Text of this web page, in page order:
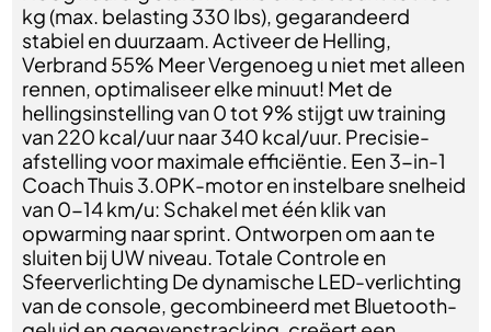
kg (max. belasting 330 lbs), gegarandeerd
stabiel en duurzaam. Activeer de Helling,
Verbrand 55% Meer Vergenoeg u niet met alleen
rennen, optimaliseer elke minuut! Met de
hellingsinstelling van 0 tot 9% stijgt uw training
van 220 kcal/uur naar 340 kcal/uur. Precisie-
afstelling voor maximale efficiëntie. Een 3-in-1
Coach Thuis 3.0PK-motor en instelbare snelheid
van 0-14 km/u: Schakel met één klik van
opwarming naar sprint. Ontworpen om aan te
sluiten bij UW niveau. Totale Controle en
Sfeerverlichting De dynamische LED-verlichting
van de console, gecombineerd met Bluetooth-